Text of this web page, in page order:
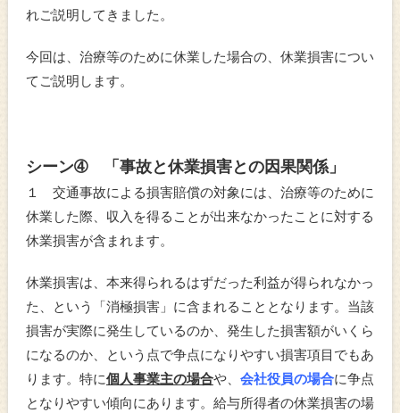
れご説明してきました。
今回は、治療等のために休業した場合の、休業損害につい
てご説明します。
シーン➃ 「事故と休業損害との因果関係」
１ 交通事故による損害賠償の対象には、治療等のために
休業した際、収入を得ることが出来なかったことに対する
休業損害が含まれます。
休業損害は、本来得られるはずだった利益が得られなかっ
た、という「消極損害」に含まれることとなります。当該
損害が実際に発生しているのか、発生した損害額がいくら
になるのか、という点で争点になりやすい損害項目でもあ
ります。特に個人事業主の場合や、 会社役員の場合に争点
となりやすい傾向にあります。給与所得者の休業損害の場